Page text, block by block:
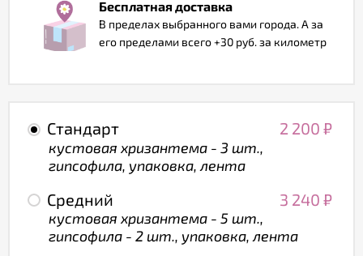
Бесплатная доставка
В пределах выбранного вами города. А за
его пределами всего +30 руб. за километр
Стандарт 2 200 ₽
кустовая хризантема - 3 шт.,
гипсофила, упаковка, лента
Средний 3 240 ₽
кустовая хризантема - 5 шт.,
гипсофила - 2 шт., упаковка, лента